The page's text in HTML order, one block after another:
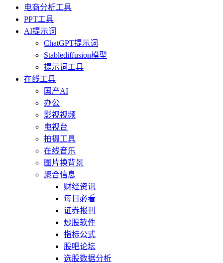
电商分析工具
PPT工具
AI提示词
ChatGPT提示词
Stablediffusion模型
提示词工具
在线工具
国产AI
办公
影视视频
电视台
拍摄工具
在线音乐
图片换背景
聚合信息
财经资讯
每日必看
证券报刊
炒股软件
指标公式
股吧论坛
选股数据分析